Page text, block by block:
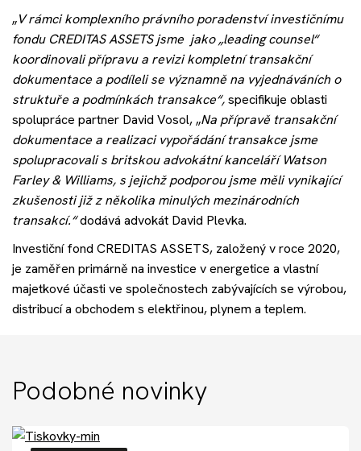
„V rámci komplexního právního poradenství investičnímu
fondu CREDITAS ASSETS jsme jako „leading counsel“
koordinovali přípravu a revizi kompletní transakční
dokumentace a podíleli se významně na vyjednáváních o
struktuře a podmínkách transakce“,specifikuje oblasti
spolupráce partner David Vosol, „Na přípravě transakční
dokumentace a realizaci vypořádání transakce jsme
spolupracovali s britskou advokátní kanceláří Watson
Farley & Williams, s jejichž podporou jsme měli vynikající
zkušenosti již z několika minulých mezinárodních
transakcí.“dodává advokát David Plevka.
Investiční fond CREDITAS ASSETS, založený v roce 2020,
je zaměřen primárně na investice v energetice a vlastní
majetkové účasti ve společnostech zabývajících se výrobou,
distribucí a obchodem s elektřinou, plynem a teplem.
Podobné novinky